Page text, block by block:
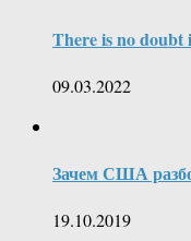
There is no doubt
09.03.2022
Зачем США
19.10.2019